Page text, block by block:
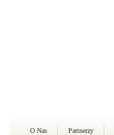
O Nas Partnerzy